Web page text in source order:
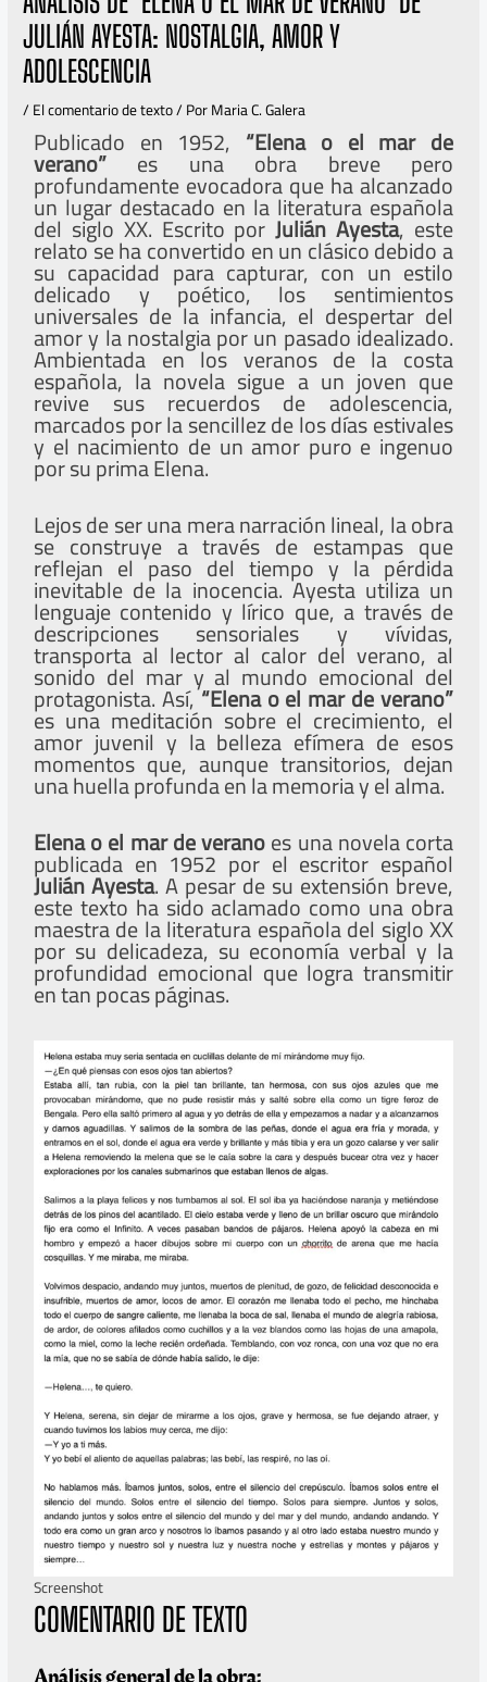
JULIÁN AYESTA: NOSTALGIA, AMOR Y
ADOLESCENCIA
/El comentario de texto/ PorMaria C. Galera
Publicado en 1952, “Elena o el mar de
verano”es una obra breve pero
profundamente evocadora que ha alcanzado
un lugar destacado en la literatura española
del siglo XX. Escrito porJulián Ayesta, este
relato se ha convertido en un clásico debido a
su capacidad para capturar, con un estilo
delicado y poético, los sentimientos
universales de la infancia, el despertar del
amor y la nostalgia por un pasado idealizado.
Ambientada en los veranos de la costa
española, la novela sigue a un joven que
revive sus recuerdos de adolescencia,
marcados por la sencillez de los días estivales
y el nacimiento de un amor puro e ingenuo
por su prima Elena.
Lejos de ser una mera narración lineal, la obra
se construye a través de estampas que
reflejan el paso del tiempo y la pérdida
inevitable de la inocencia. Ayesta utiliza un
lenguaje contenido y lírico que, a través de
descripciones sensoriales y vívidas,
transporta al lector al calor del verano, al
sonido del mar y al mundo emocional del
protagonista. Así,“Elena o el mar de verano”
es una meditación sobre el crecimiento, el
amor juvenil y la belleza efímera de esos
momentos que, aunque transitorios, dejan
una huella profunda en la memoria y el alma.
Elena o el mar de veranoes una novela corta
publicada en 1952 por el escritor español
Julián Ayesta. A pesar de su extensión breve,
este texto ha sido aclamado como una obra
maestra de la literatura española del siglo XX
por su delicadeza, su economía verbal y la
profundidad emocional que logra transmitir
en tan pocas páginas.
Screenshot
COMENTARIO DE TEXTO